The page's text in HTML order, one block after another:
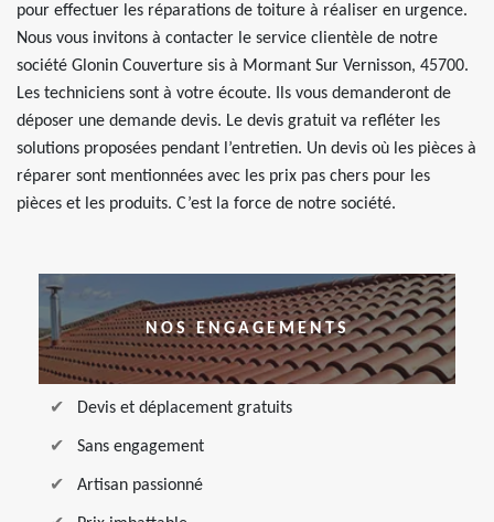
pour effectuer les réparations de toiture à réaliser en urgence.
Nous vous invitons à contacter le service clientèle de notre
société Glonin Couverture sis à Mormant Sur Vernisson, 45700.
Les techniciens sont à votre écoute. Ils vous demanderont de
déposer une demande devis. Le devis gratuit va refléter les
solutions proposées pendant l’entretien. Un devis où les pièces à
réparer sont mentionnées avec les prix pas chers pour les
pièces et les produits. C’est la force de notre société.
NOS ENGAGEMENTS
Devis et déplacement gratuits
Sans engagement
Artisan passionné